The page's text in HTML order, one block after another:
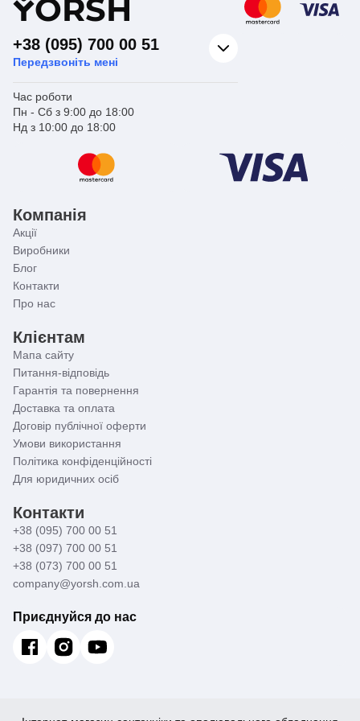
YORSH
+38 (095) 700 00 51
Передзвоніть мені
Час роботи
Пн - Сб з 9:00 до 18:00
Нд з 10:00 до 18:00
Компанія
Акції
Виробники
Блог
Контакти
Про нас
Клієнтам
Мапа сайту
Питання-відповідь
Гарантія та повернення
Доставка та оплата
Договір публічної оферти
Умови використання
Політика конфіденційності
Для юридичних осіб
Контакти
+38 (095) 700 00 51
+38 (097) 700 00 51
+38 (073) 700 00 51
company@yorsh.com.ua
Приєднуйся до нас